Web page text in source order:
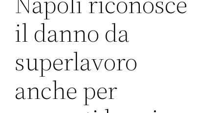
il danno da
superlavoro
anche per